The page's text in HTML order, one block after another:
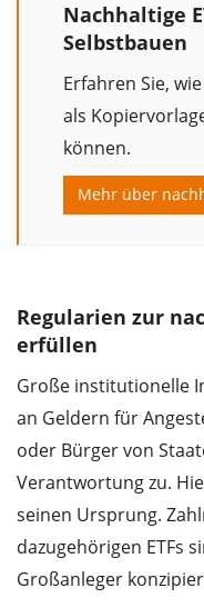
Nachhaltige
Selbstbauen
Erfahren Sie,
als
können.
Mehr über
Regularien zur
erfüllen
Große institutionelle
an Geldern für
oder Bürger von
Verantwortung zu.
seinen Ursprung.
dazugehörigen ETFs
Großanleger